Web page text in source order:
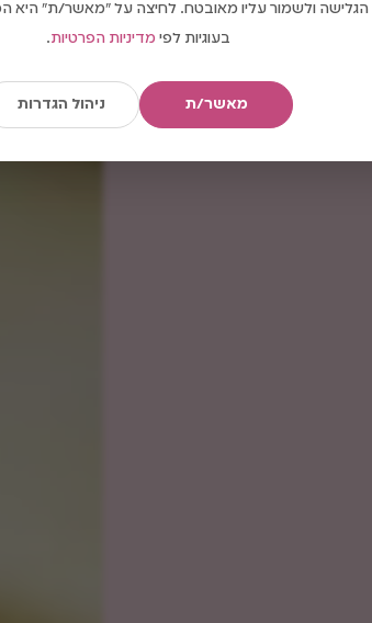
הגלישה ולשמור עליו מאובטח. לחיצה על "מאשר/ת" היא
בעוגיות לפי מדיניות הפרטיות.
מאשר/ת ניהול הגדרות